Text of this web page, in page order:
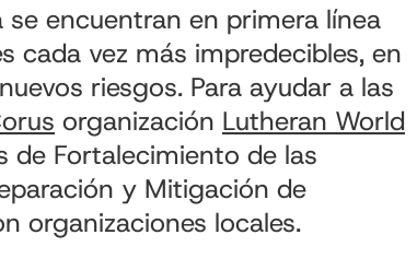
encuentran en primera línea
cada vez más impredecibles, en
riesgos. Para ayudar a las
organización Lutheran World
de Fortalecimiento de las
y Mitigación de
organizaciones locales.